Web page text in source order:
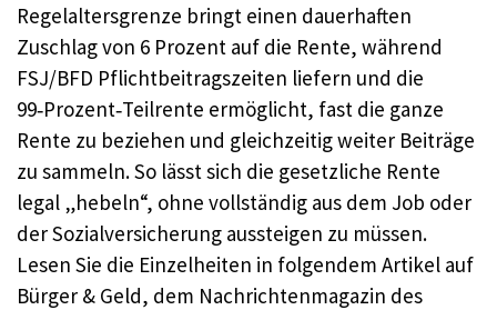
Regelaltersgrenze bringt einen dauerhaften
Zuschlag von 6 Prozent auf die Rente, während
FSJ/BFD Pflichtbeitragszeiten liefern und die
99‑Prozent‑Teilrente ermöglicht, fast die ganze
Rente zu beziehen und gleichzeitig weiter Beiträge
zu sammeln. So lässt sich die gesetzliche Rente
legal „hebeln“, ohne vollständig aus dem Job oder
der Sozialversicherung aussteigen zu müssen.
Lesen Sie die Einzelheiten in folgendem Artikel auf
Bürger & Geld, dem Nachrichtenmagazin des